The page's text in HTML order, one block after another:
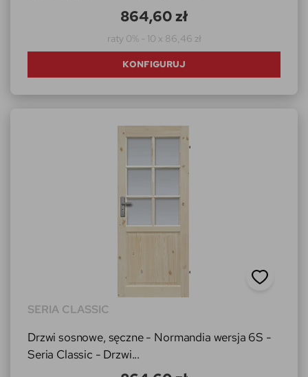
864,60 zł
raty 0% - 10 x 86,46 zł
KONFIGURUJ
SERIA CLASSIC
Drzwi sosnowe, sęczne - Normandia wersja 6S -
Seria Classic - Drzwi...